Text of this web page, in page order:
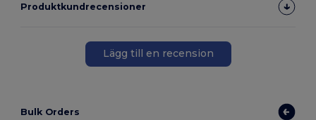
Produktkundrecensioner
Lägg till en recension
Bulk Orders